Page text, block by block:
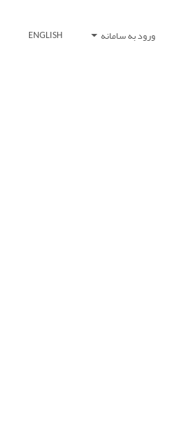
ورود به سامانه ENGLISH